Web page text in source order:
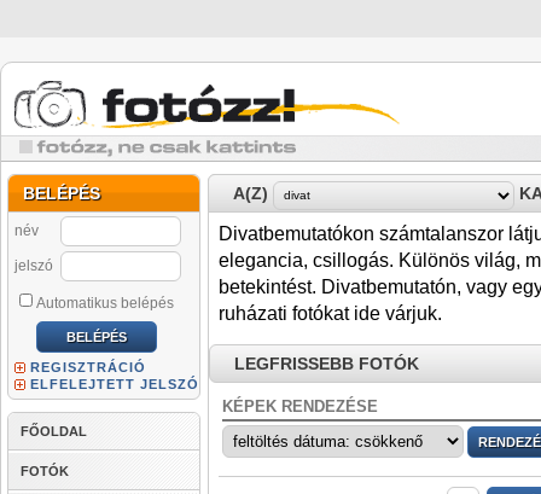
BELÉPÉS
név
jelszó
Automatikus belépés
REGISZTRÁCIÓ
ELFELEJTETT JELSZÓ
FŐOLDAL
FOTÓK
A(Z)
Divatbemutatókon számtalanszor
elegancia, csillogás. Különös világ,
betekintést. Divatbemutatón, vagy
ruházati fotókat ide várjuk.
LEGFRISSEBB FOTÓK
KÉPEK RENDEZÉSE